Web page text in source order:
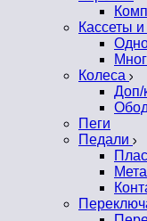
Кассеты
Колеса
Доп/
Пеги
Педали